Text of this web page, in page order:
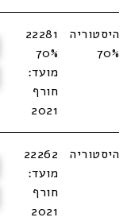
היסטוריה
70%
22281
70%
מועד:
חורף
2021
היסטוריה
22262
מועד:
חורף
2021